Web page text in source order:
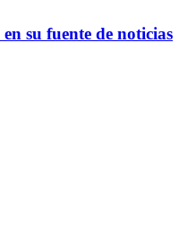
en su fuente de noticias